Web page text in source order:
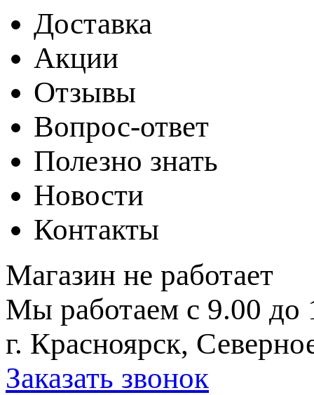
Доставка
Акции
Отзывы
Вопрос-ответ
Полезно знать
Новости
Контакты
Магазин не работает
Мы работаем с 9.00 до
г. Красноярск,
Заказать звонок